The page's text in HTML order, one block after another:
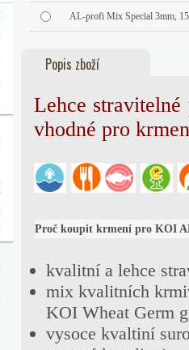
AL-profi Mix Special 3mm,
Popis zboží
Lehce
vhodné pro
Proč koupit krmení pro KOI
kvalitní a lehce
mix kvalitních
KOI Wheat Germ
vysoce kvaltiní